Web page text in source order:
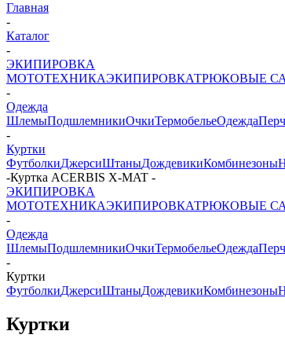
Главная
-
Каталог
-
ЭКИПИРОВКА
МОТОТЕХНИКАЭКИПИРОВКАТРЮКОВЫЕ
-
Одежда
ШлемыПодшлемникиОчкиТермобельеОдежда
-
Куртки
ФутболкиДжерсиШтаныДождевикиКомбинезоны
-Куртка ACERBIS X-MAT -
ЭКИПИРОВКА
МОТОТЕХНИКАЭКИПИРОВКАТРЮКОВЫЕ
-
Одежда
ШлемыПодшлемникиОчкиТермобельеОдежда
-
Куртки
ФутболкиДжерсиШтаныДождевикиКомбинезоны
Куртки